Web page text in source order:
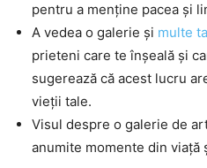
pentru a menține pacea și
A vedea o galerie și multe
prieteni care te înșeală și
sugerează că acest lucru
vieții tale.
Visul despre o galerie de
anumite momente din